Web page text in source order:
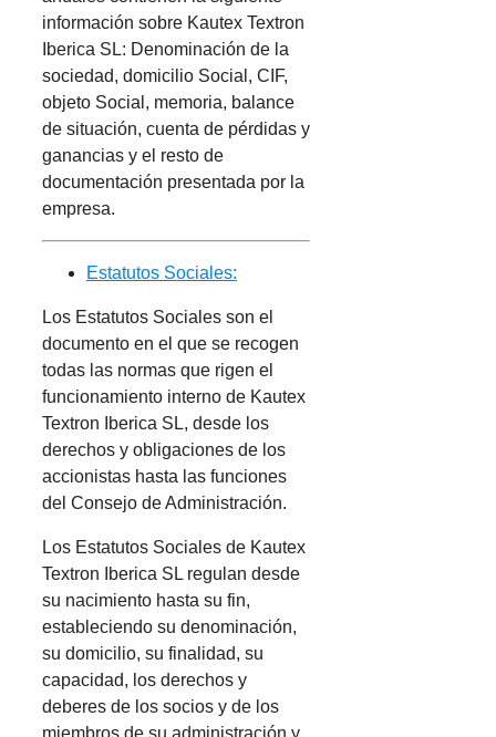
información sobre Kautex Textron
Iberica SL: Denominación de la
sociedad, domicilio Social, CIF,
objeto Social, memoria, balance
de situación, cuenta de pérdidas y
ganancias y el resto de
documentación presentada por la
empresa.
Estatutos Sociales:
Los Estatutos Sociales son el
documento en el que se recogen
todas las normas que rigen el
funcionamiento interno de Kautex
Textron Iberica SL, desde los
derechos y obligaciones de los
accionistas hasta las funciones
del Consejo de Administración.
Los Estatutos Sociales de Kautex
Textron Iberica SL regulan desde
su nacimiento hasta su fin,
estableciendo su denominación,
su domicilio, su finalidad, su
capacidad, los derechos y
deberes de los socios y de los